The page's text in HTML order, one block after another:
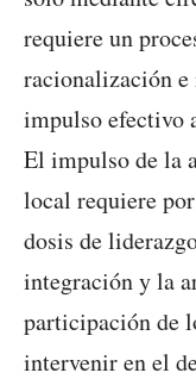
requiere un
racionalización
impulso efectivo
El impulso de la
local requiere
dosis de
integración y la
participación de
intervenir en el